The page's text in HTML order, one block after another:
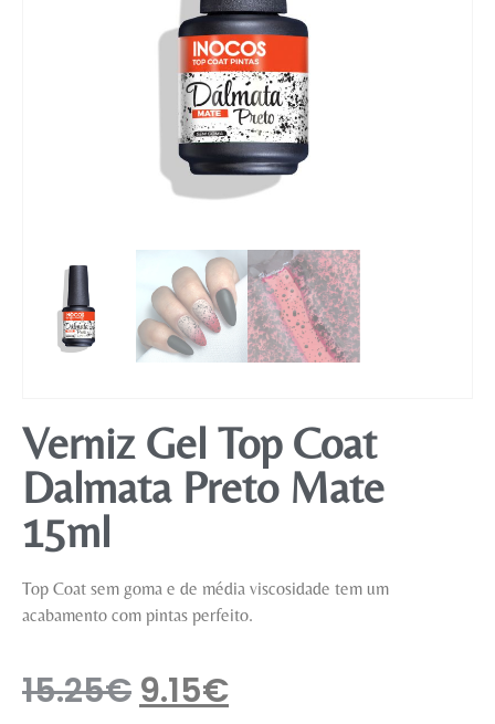
Verniz Gel Top Coat
Dalmata Preto Mate
15ml
Top Coat sem goma e de média viscosidade tem um
acabamento com pintas perfeito.
15.25€ 9.15€